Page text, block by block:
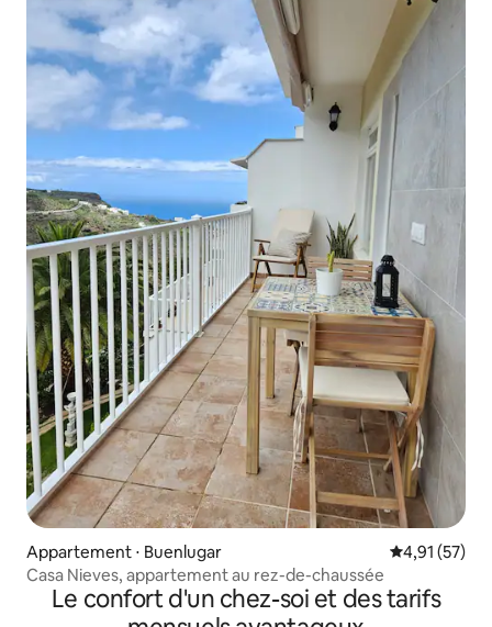
Appartement ⋅ Buenlugar Évaluation
4,91 (57)
Casa Nieves, appartement au rez-de-chaussée
Le confort d'un chez-soi et des tarifs